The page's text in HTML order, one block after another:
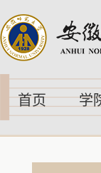
首页 学